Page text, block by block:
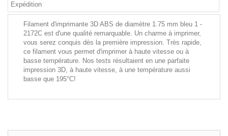
Expédition
Filament d'imprimante 3D ABS de diamètre 1.75 mm bleu 1 -
2172C est d'une qualité remarquable. Un charme à imprimer,
vous serez conquis dès la première impression. Très rapide,
ce filament vous permet d'imprimer à haute vitesse ou à
basse température. Nos tests résultaient en une parfaite
impression 3D, à haute vitesse, à une température aussi
basse que 195°C!